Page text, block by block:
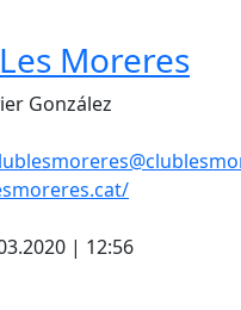
Moreres
González
| 12:56